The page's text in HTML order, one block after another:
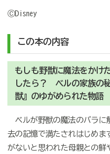
ⒸDisney
この本の内容
もしも野獣に魔法をかけ
したら？ ベルの家族の
獣』のゆがめられた物語
ベルが野獣の魔法のバラに
去の記憶で満たされはじめ
がないと思われた母親との鮮